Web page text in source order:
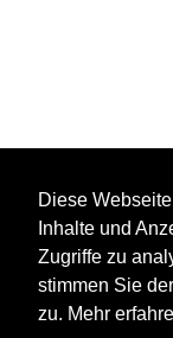
Diese
Inhalte und
Zugriffe zu
stimmen Sie
zu. Mehr